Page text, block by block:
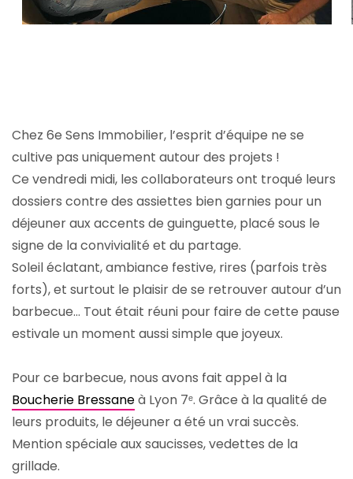
Chez 6e Sens Immobilier, l’esprit d’équipe ne se
cultive pas uniquement autour des projets !
Ce vendredi midi, les collaborateurs ont troqué leurs
dossiers contre des assiettes bien garnies pour un
déjeuner aux accents de guinguette, placé sous le
signe de la convivialité et du partage.
Soleil éclatant, ambiance festive, rires (parfois très
forts), et surtout le plaisir de se retrouver autour d’un
barbecue… Tout était réuni pour faire de cette pause
estivale un moment aussi simple que joyeux.
Pour ce barbecue, nous avons fait appel à la
Boucherie Bressaneà Lyon 7ᵉ. Grâce à la qualité de
leurs produits, le déjeuner a été un vrai succès.
Mention spéciale aux saucisses, vedettes de la
grillade.